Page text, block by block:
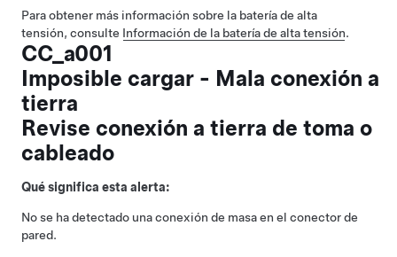
Para obtener más información sobre la batería de alta
tensión, consulte Información de la batería de alta tensión.
CC_a001
Imposible cargar - Mala conexión a
tierra
Revise conexión a tierra de toma o
cableado
Qué significa esta alerta:
No se ha detectado una conexión de masa en el conector de
pared.